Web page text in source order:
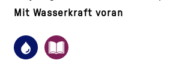
Mit Wasserkraft voran